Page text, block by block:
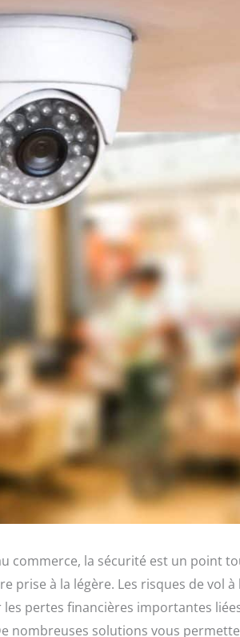
commerce, la sécurité est un point
prise à la légère. Les risques de vol
pertes financières importantes
nombreuses solutions vous